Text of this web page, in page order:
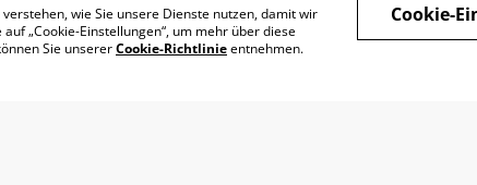
Datenschutz Widerrufsrecht
wie Sie unsere Dienste nutzen, damit wir
„Cookie-Einstellungen“, um mehr über diese
Sie unsererCookie-Richtlinieentnehmen.
Cookie-